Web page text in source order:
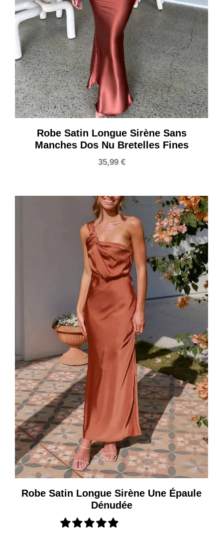
Robe Satin Longue Sirène Sans
Manches Dos Nu Bretelles Fines
35,99 €
Robe Satin Longue Sirène Une Épaule
Dénudée